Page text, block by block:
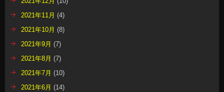
2021年11月 (4)
2021年10月 (8)
2021年9月 (7)
2021年8月 (7)
2021年7月 (10)
2021年6月 (14)